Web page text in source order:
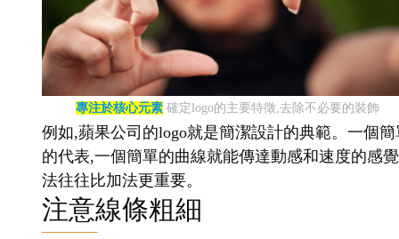
專注於核心元素確定logo的主要特徵,去除不必要的裝飾
例如,蘋果公司的logo就是簡潔設計的典範。一個
的代表,一個簡單的曲線就能傳達動感和速度的感
法往往比加法更重要。
注意線條粗細